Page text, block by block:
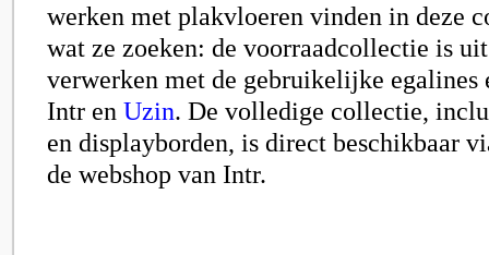
werken met plakvloeren vinden in deze
wat ze zoeken: de voorraadcollectie is
verwerken met de gebruikelijke egalines
Intr en Uzin. De volledige collectie,
en displayborden, is direct beschikbaar
de webshop van Intr.